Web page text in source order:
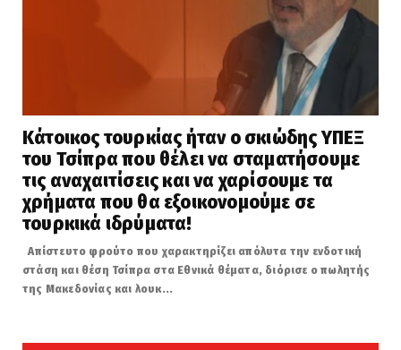
Κάτοικος τουρκίας ήταν ο σκιώδης ΥΠΕΞ
του Τσίπρα που θέλει να σταματήσουμε
τις αναχαιτίσεις και να χαρίσουμε τα
χρήματα που θα εξοικονομούμε σε
τουρκικά ιδρύματα!
Απίστευτο φρούτο που χαρακτηρίζει απόλυτα την ενδοτική
στάση και θέση Τσίπρα στα Εθνικά θέματα, διόρισε ο πωλητής
της Μακεδονίας και λουκ...